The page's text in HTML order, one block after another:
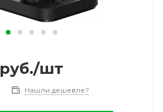
руб./шт
Нашли дешевле?